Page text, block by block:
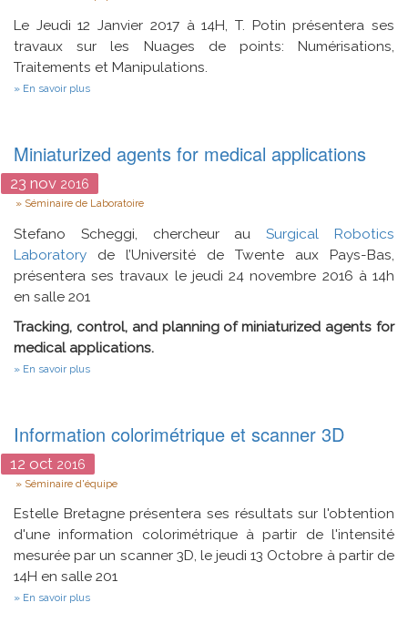
compromission
et
(Màj
Le Jeudi 12 Janvier 2017 à 14H, T. Potin présentera ses
travaux sur
les Nuages de points: Numérisations,
Traitements et Manipulations.
En savoir plus
Miniaturized agents for medical applications
23 nov 2016
Type
Séminaire de Laboratoire
Stefano Scheggi, chercheur auSurgical Robotics
Laboratory de l’Université de Twente aux Pays-Bas,
présentera ses travaux le jeudi 24 novembre 2016 à 14h
en salle 201
Tracking, control, and planning of miniaturized agents for
medical applications.
En savoir plus
applications
Information colorimétrique et scanner 3D
12 oct 2016
Type
Séminaire d'équipe
Estelle Bretagne présentera ses résultats sur l'obtention
d'une information colorimétrique à partir de l'intensité
mesurée par un scanner 3D, le jeudi 13 Octobre à partir de
14H en salle 201
En savoir plus